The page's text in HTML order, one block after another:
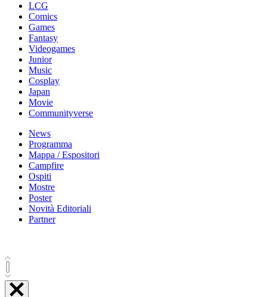
LCG
Comics
Games
Fantasy
Videogames
Junior
Music
Cosplay
Japan
Movie
Communityverse
News
Programma
Mappa / Espositori
Campfire
Ospiti
Mostre
Poster
Novità Editoriali
Partner